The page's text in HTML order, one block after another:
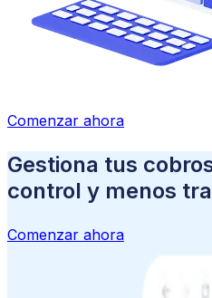
Comenzar ahora
Gestiona tus
control y menos
Comenzar ahora